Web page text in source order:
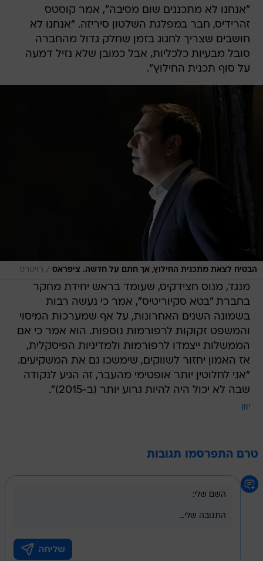
"אנחנו לא מתכננים שום מסיבה", אמר קוסטס
זהרידיס, חבר במפלגת השלטון סיריזה. "אנחנו לא
חושבים שצריך לחגוג בזמן שחלק גדול מהחברה
סובל מבעיות כלכליות, אבל כמובן שלא נזיל דמעה
על סוף תכנית החילוץ".
הבטיח לצאת מתכנית החילוץ, אך חתם על חדשה. ציפראס / רויטרס
מנגד, מנוס חצידקיס, שעומד בראש יחידת מחקר
בחברת "בטא סקיוריטיס", אמר כי נעשה רבות
בשמונה השנים האחרונות, על אף שמערכות המיסוי
והמשפט זקוקות לרפורמות נוספות. הוא אמר כי אם
הממשלות ייצמדו לרפורמות ולמדיניות הפיסקלית,
אז האמון יחזור לשווקים, שימשכו גם את המשקיעים.
"אני לחלוטין יותר אופטימי מהעבר, זה הגיע לנקודה
שבה לא יכול היה להיות גרוע יותר (ב-2015)".
יוון
טרם התפרסמו תגובות